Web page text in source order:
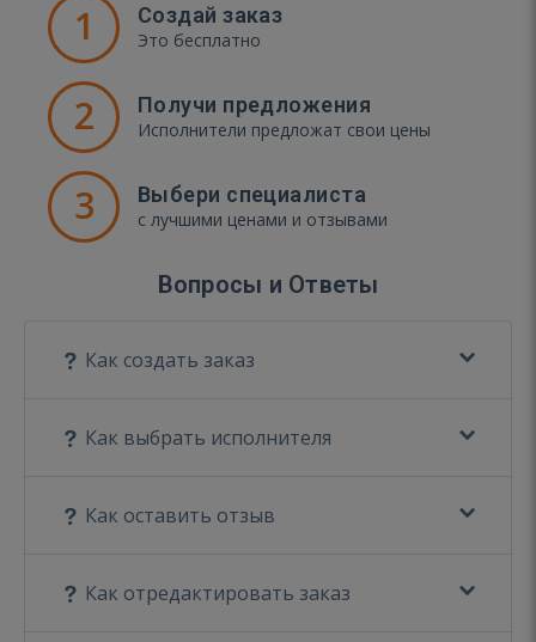
1 Создай заказ
Это бесплатно
2 Получи предложения
Исполнители предложат свои цены
3 Выбери специалиста
с лучшими ценами и отзывами
Вопросы и Ответы
Как создать заказ
Как выбрать исполнителя
Как оставить отзыв
Как отредактировать заказ